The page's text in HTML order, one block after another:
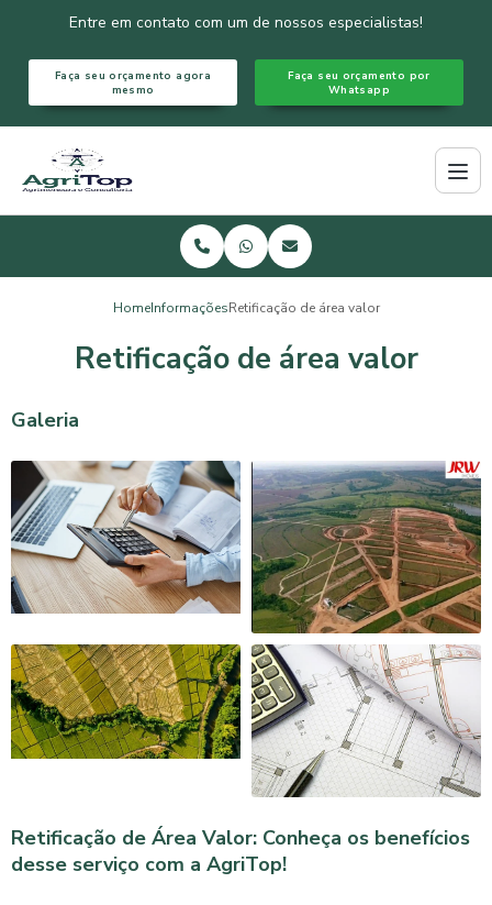
Entre em contato com um de nossos especialistas!
Faça seu orçamento agora
mesmo
Faça seu orçamento por
Whatsapp
HomeInformaçõesRetificação de área valor
Retificação de área valor
Galeria
Retificação de Área Valor: Conheça os benefícios
desse serviço com a AgriTop!